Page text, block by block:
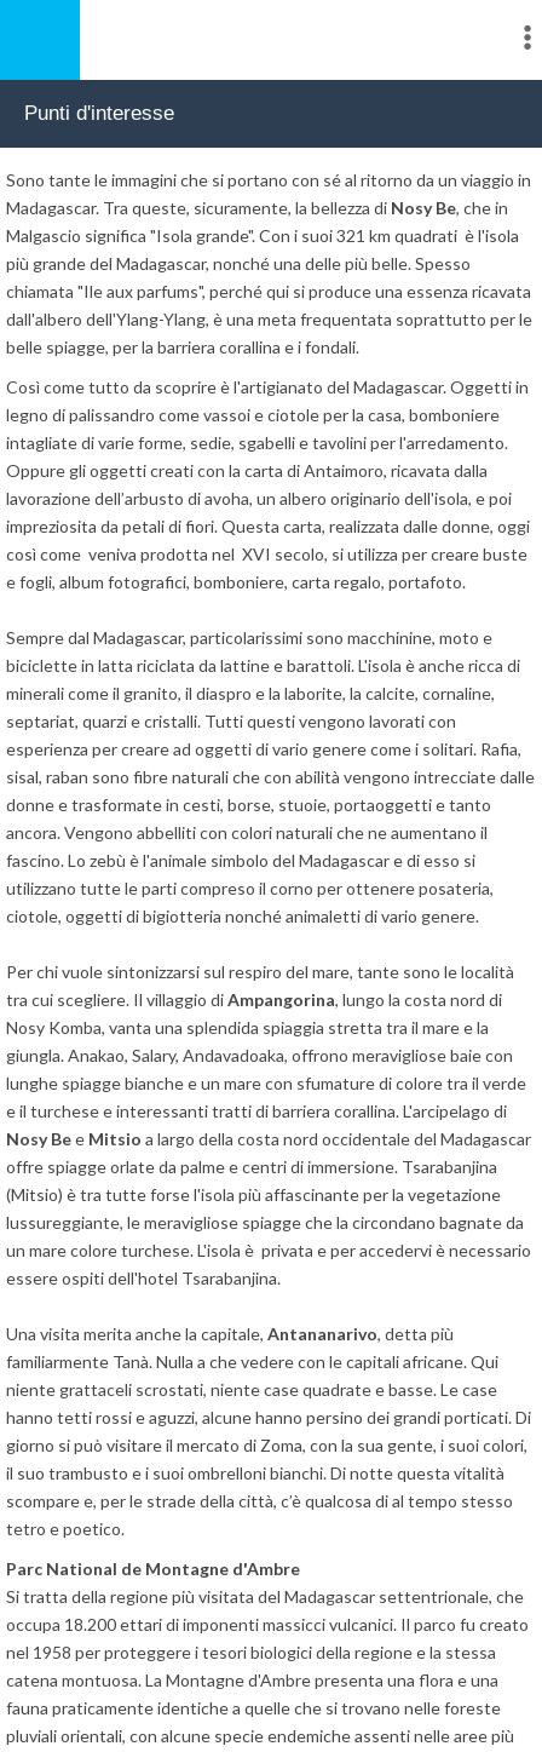
Punti d'interesse
Sono tante le immagini che si portano con sé al ritorno da un viaggio in
Madagascar. Tra queste, sicuramente, la bellezza di Nosy Be, che in
Malgascio significa "Isola grande". Con i suoi 321 km quadrati è l'isola
più grande del Madagascar, nonché una delle più belle. Spesso
chiamata "Ile aux parfums", perché qui si produce una essenza ricavata
dall'albero dell'Ylang-Ylang, è una meta frequentata soprattutto per le
belle spiagge, per la barriera corallina e i fondali.
Così come tutto da scoprire è l'artigianato del Madagascar. Oggetti in
legno di palissandro come vassoi e ciotole per la casa, bomboniere
intagliate di varie forme, sedie, sgabelli e tavolini per l'arredamento.
Oppure gli oggetti creati con la carta di Antaimoro, ricavata dalla
lavorazione dell’arbusto di avoha, un albero originario dell'isola, e poi
impreziosita da petali di fiori. Questa carta, realizzata dalle donne, oggi
così come veniva prodotta nel XVI secolo, si utilizza per creare buste
e fogli, album fotografici, bomboniere, carta regalo, portafoto.
Sempre dal Madagascar, particolarissimi sono macchinine, moto e
biciclette in latta riciclata da lattine e barattoli. L'isola è anche ricca di
minerali come il granito, il diaspro e la laborite, la calcite, cornaline,
septariat, quarzi e cristalli. Tutti questi vengono lavorati con
esperienza per creare ad oggetti di vario genere come i solitari. Rafia,
sisal, raban sono fibre naturali che con abilità vengono intrecciate dalle
donne e trasformate in cesti, borse, stuoie, portaoggetti e tanto
ancora. Vengono abbelliti con colori naturali che ne aumentano il
fascino. Lo zebù è l'animale simbolo del Madagascar e di esso si
utilizzano tutte le parti compreso il corno per ottenere posateria,
ciotole, oggetti di bigiotteria nonché animaletti di vario genere.
Per chi vuole sintonizzarsi sul respiro del mare, tante sono le località
tra cui scegliere. Il villaggio diAmpangorina, lungo la costa nord di
Nosy Komba, vanta una splendida spiaggia stretta tra il mare e la
giungla. Anakao, Salary, Andavadoaka, offrono meravigliose baie con
lunghe spiagge bianche e un mare con sfumature di colore tra il verde
e il turchese e interessanti tratti di barriera corallina. L'arcipelago di
Nosy Bee Mitsio a largo della costa nord occidentale del Madagascar
offre spiagge orlate da palme e centri di immersione. Tsarabanjina
(Mitsio) è tra tutte forse l'isola più affascinante per la vegetazione
lussureggiante, le meravigliose spiagge che la circondano bagnate da
un mare colore turchese. L'isola è privata e per accedervi è necessario
essere ospiti dell'hotel Tsarabanjina.
Una visita merita anche la capitale, Antananarivo, detta più
familiarmente Tanà. Nulla a che vedere con le capitali africane. Qui
niente grattaceli scrostati, niente case quadrate e basse. Le case
hanno tetti rossi e aguzzi, alcune hanno persino dei grandi porticati. Di
giorno si può visitare il mercato di Zoma, con la sua gente, i suoi colori,
il suo trambusto e i suoi ombrelloni bianchi. Di notte questa vitalità
scompare e, per le strade della città, c’è qualcosa di al tempo stesso
tetro e poetico.
Parc National de Montagne d'Ambre
Si tratta della regione più visitata del Madagascar settentrionale, che
occupa 18.200 ettari di imponenti massicci vulcanici. Il parco fu creato
nel 1958 per proteggere i tesori biologici della regione e la stessa
catena montuosa. La Montagne d'Ambre presenta una flora e una
fauna praticamente identiche a quelle che si trovano nelle foreste
pluviali orientali, con alcune specie endemiche assenti nelle aree più